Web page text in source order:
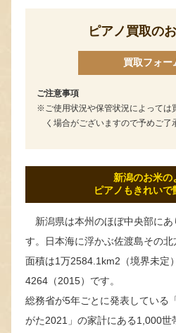
ピアノ買取の
買取フォー
ご注意事項
ご使用状況や保管状況によって
く場合がございますので予めご了
新潟のお米の
ピアノもきれいで
新潟県は本州のほぼ中央部にあ
す。日本海に浮かぶ佐渡島その北
面積は1万2584.1km2（境界未定
4264（2015）です。
総務省が5年ごとに発表している
がた2021」の家計にある1,000世